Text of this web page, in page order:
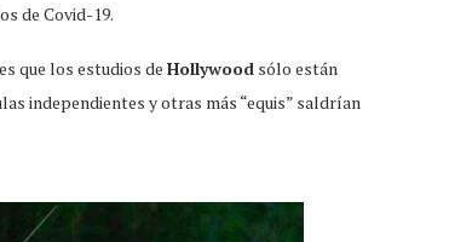
de Covid-19.
que los estudios de Hollywood sólo están
independientes y otras más “equis” saldrían